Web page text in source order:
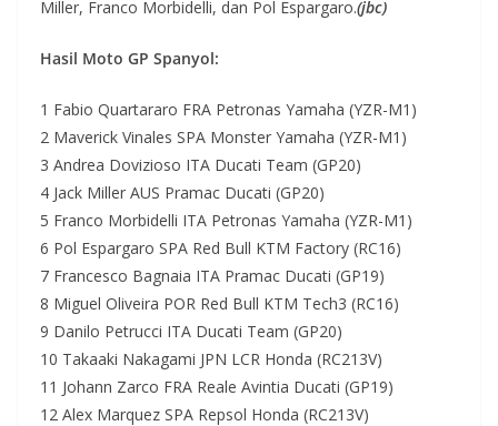
Miller, Franco Morbidelli, dan Pol Espargaro.(jbc)
Hasil Moto GP Spanyol:
1 Fabio Quartararo FRA Petronas Yamaha (YZR-M1)
2 Maverick Vinales SPA Monster Yamaha (YZR-M1)
3 Andrea Dovizioso ITA Ducati Team (GP20)
4 Jack Miller AUS Pramac Ducati (GP20)
5 Franco Morbidelli ITA Petronas Yamaha (YZR-M1)
6 Pol Espargaro SPA Red Bull KTM Factory (RC16)
7 Francesco Bagnaia ITA Pramac Ducati (GP19)
8 Miguel Oliveira POR Red Bull KTM Tech3 (RC16)
9 Danilo Petrucci ITA Ducati Team (GP20)
10 Takaaki Nakagami JPN LCR Honda (RC213V)
11 Johann Zarco FRA Reale Avintia Ducati (GP19)
12 Alex Marquez SPA Repsol Honda (RC213V)